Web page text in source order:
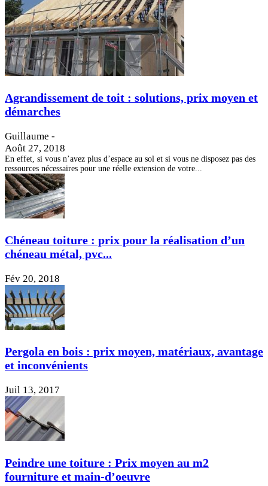
Agrandissement de toit : solutions, prix moyen et
démarches
Guillaume -
Août 27, 2018
En effet, si vous n’avez plus d’espace au sol et si vous ne disposez pas des
ressources nécessaires pour une réelle extension de votre...
Chéneau toiture : prix pour la réalisation d’un
chéneau métal, pvc...
Fév 20, 2018
Pergola en bois : prix moyen, matériaux, avantage
et inconvénients
Juil 13, 2017
Peindre une toiture : Prix moyen au m2
fourniture et main-d’oeuvre